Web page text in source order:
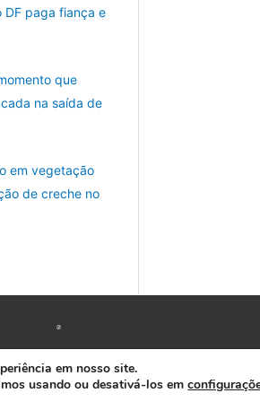
DF paga fiança e
que
na saída de
em vegetação
de creche no
2026 www.ACORDA DF
em nosso site.
usando ou desativá-los em